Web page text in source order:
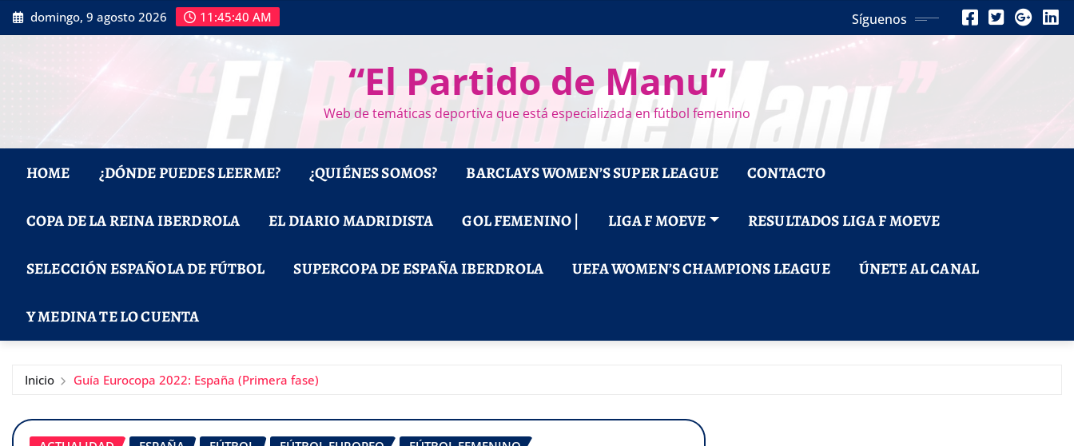
Saltar
al
domingo, 9 agosto 2026 11:45:42 AM Síguenos
“El Partido de Manu”
Web de temáticas deportiva que está especializada en fútbol femenino
HOME ¿DÓNDE PUEDES LEERME? ¿QUIÉNES SOMOS? BARCLAYS WOMEN’S SUPER LEAGUE CONTACTO
COPA DE LA REINA IBERDROLA EL DIARIO MADRIDISTA GOL FEMENINO | LIGA F MOEVE RESULTADOS LIGA F MOEVE
SELECCIÓN ESPAÑOLA DE FÚTBOL SUPERCOPA DE ESPAÑA IBERDROLA UEFA WOMEN’S CHAMPIONS LEAGUE ÚNETE AL CANAL
Y MEDINA TE LO CUENTA
Inicio Guía Eurocopa 2022: España (Primera fase)